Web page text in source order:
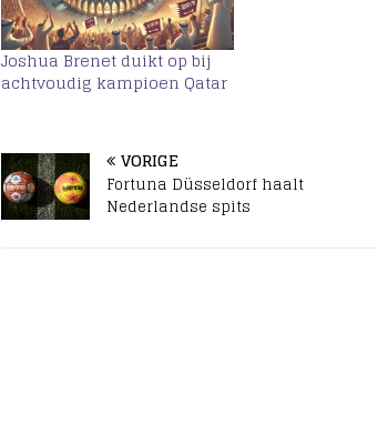
Joshua Brenet duikt op bij
achtvoudig kampioen Qatar
VORIGE
Fortuna Düsseldorf haalt
Nederlandse spits